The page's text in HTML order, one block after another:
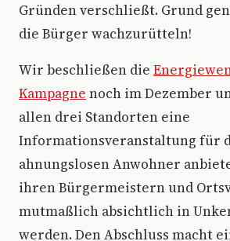
Gründen verschließt. Grund
die Bürger wachzurütteln!
Wir beschließen die
Kampagne noch im Dezember
allen drei Standorten eine
Informationsveranstaltung für
ahnungslosen Anwohner
ihren Bürgermeistern und
mutmaßlich absichtlich in
werden. Den Abschluss macht